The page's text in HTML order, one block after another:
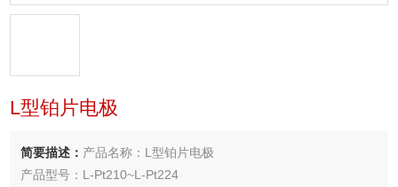
L型铂片电极
简要描述： 产品名称：L型铂片电极
产品型号：L-Pt210~L-Pt224